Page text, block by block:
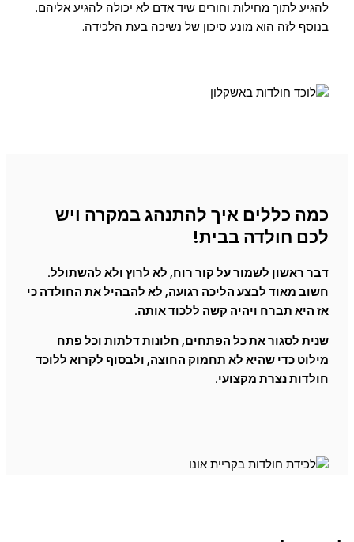
להגיע לתוך מחילות וחורים שיד אדם לא יכולה להגיע אליהם.
בנוסף לזה הוא מונע סיכון של נשיכה בעת הלכידה.
כמה כללים איך להתנהג במקרה ויש
לכם חולדה בבית!
דבר ראשון לשמור על קור רוח, לא לרוץ ולא להשתולל.
חשוב מאוד לבצע הליכה רגועה, לא להבהיל את החולדה כי
אז היא תברח ויהיה קשה ללכוד אותה.
שנית לסגור את כל הפתחים, חלונות דלתות וכל פתח
מילוט כדי שהיא לא תחמוק החוצה, ולבסוף לקרוא ללוכד
חולדות נצרת מקצועי.